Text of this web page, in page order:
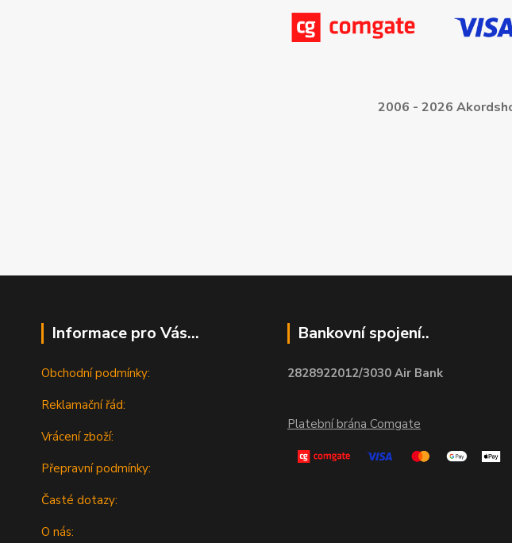
2006 - 2026
Informace pro Vás...
Obchodní podmínky:
Reklamační řád:
Vrácení zboží:
Přepravní podmínky:
Časté dotazy:
O nás:
Bankovní spojení..
2828922012/3030 Air Bank
Platební brána Comgate